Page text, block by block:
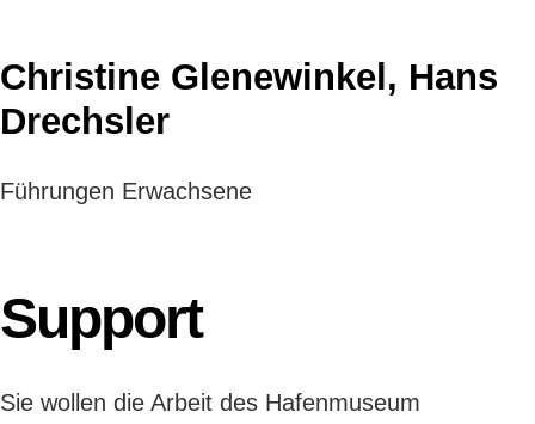
Christine Glenewinkel, Hans
Drechsler
Führungen Erwachsene
Support
Sie wollen die Arbeit des Hafenmuseum